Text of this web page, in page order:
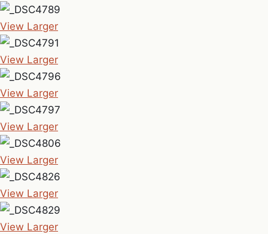
View Larger
View Larger
View Larger
View Larger
View Larger
View Larger
View Larger